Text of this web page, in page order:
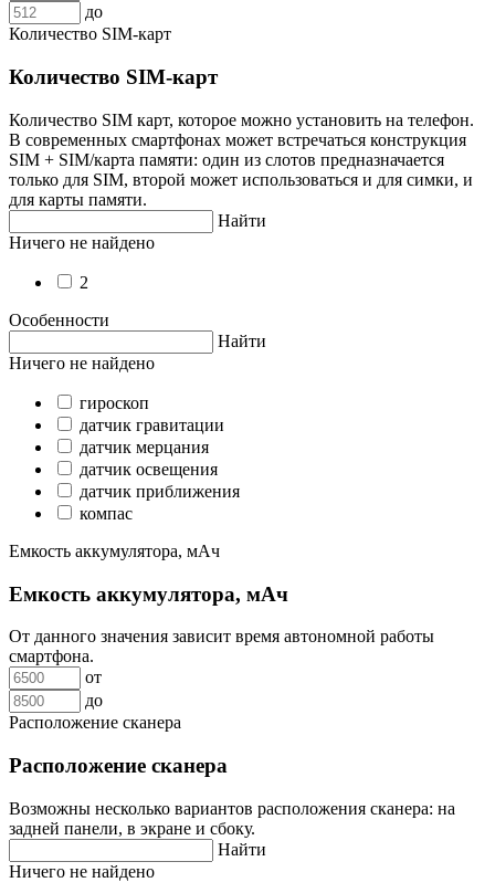
до
Количество SIM-карт
Количество SIM-карт
Количество SIM карт, которое можно установить на телефон.
В современных смартфонах может встречаться конструкция
SIM + SIM/карта памяти: один из слотов предназначается
только для SIM, второй может использоваться и для симки, и
для карты памяти.
Найти
Ничего не найдено
2
Особенности
Найти
Ничего не найдено
гироскоп
датчик гравитации
датчик мерцания
датчик освещения
датчик приближения
компас
Емкость аккумулятора, мАч
Емкость аккумулятора, мАч
От данного значения зависит время автономной работы
смартфона.
от
до
Расположение сканера
Расположение сканера
Возможны несколько вариантов расположения сканера: на
задней панели, в экране и сбоку.
Найти
Ничего не найдено